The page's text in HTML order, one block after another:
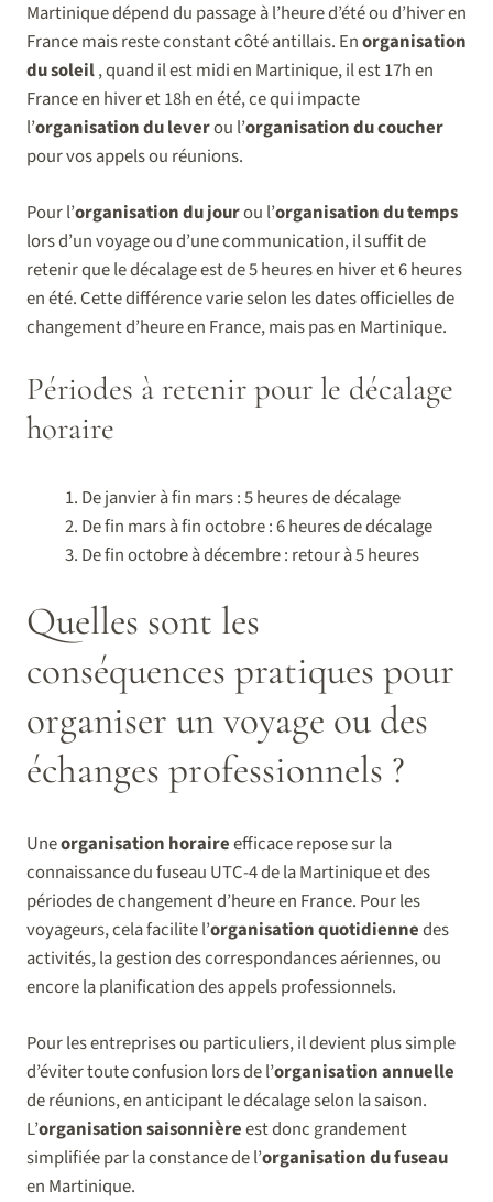
Martinique dépend du passage à l’heure d’été ou d’hiver en
France mais reste constant côté antillais. Enorganisation
du soleil, quand il est midi en Martinique, il est 17h en
France en hiver et 18h en été, ce qui impacte
l’organisation du leverou l’organisation du coucher
pour vos appels ou réunions.
Pour l’organisation du jourou l’organisation du temps
lors d’un voyage ou d’une communication, il suffit de
retenir que le décalage est de 5 heures en hiver et 6 heures
en été. Cette différence varie selon les dates officielles de
changement d’heure en France, mais pas en Martinique.
Périodes à retenir pour le décalage
horaire
De janvier à fin mars : 5 heures de décalage
De fin mars à fin octobre : 6 heures de décalage
De fin octobre à décembre : retour à 5 heures
Quelles sont les
conséquences pratiques pour
organiser un voyage ou des
échanges professionnels ?
Uneorganisation horaireefficace repose sur la
connaissance du fuseau UTC-4 de la Martinique et des
périodes de changement d’heure en France. Pour les
voyageurs, cela facilite l’organisation quotidiennedes
activités, la gestion des correspondances aériennes, ou
encore la planification des appels professionnels.
Pour les entreprises ou particuliers, il devient plus simple
d’éviter toute confusion lors de l’organisation annuelle
de réunions, en anticipant le décalage selon la saison.
L’organisation saisonnièreest donc grandement
simplifiée par la constance de l’organisation du fuseau
en Martinique.